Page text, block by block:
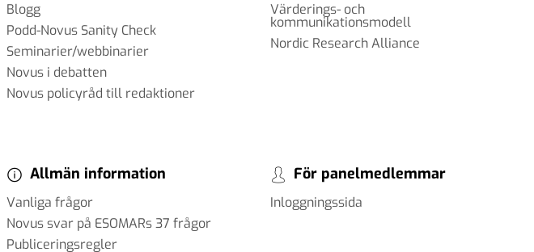
Blogg
Podd-Novus Sanity Check
Seminarier/webbinarier
Novus i debatten
Novus policyråd till redaktioner
Värderings- och
kommunikationsmodell
Nordic Research Alliance
Allmän information
Vanliga frågor
Novus svar på ESOMARs 37 frågor
Publiceringsregler
För panelmedlemmar
Inloggningssida